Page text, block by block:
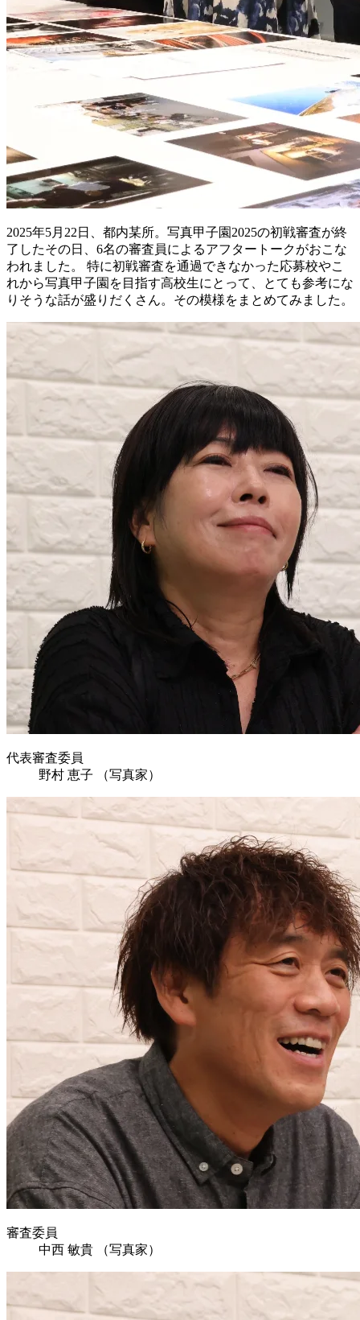
2025年5月22日、都内某所。写真甲子園2025の初戦審査が終
了したその日、6名の審査員によるアフタートークがおこな
われました。 特に初戦審査を通過できなかった応募校やこ
れから写真甲子園を目指す高校生にとって、とても参考にな
りそうな話が盛りだくさん。その模様をまとめてみました。
代表審査委員
野村 恵子
（写真家）
審査委員
中西 敏貴
（写真家）